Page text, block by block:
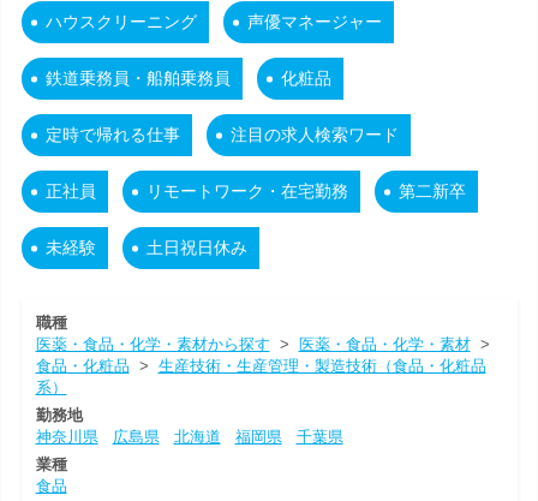
ハウスクリーニング 声優マネージャー
鉄道乗務員・船舶乗務員 化粧品
定時で帰れる仕事 注目の求人検索ワード
正社員 リモートワーク・在宅勤務 第二新卒
未経験 土日祝日休み
職種
医薬・食品・化学・素材から探す > 医薬・食品・化学・素材>
食品・化粧品 > 生産技術・生産管理・製造技術（食品・化粧品
系）
勤務地
神奈川県
広島県 北海道 福岡県
千葉県
業種
食品